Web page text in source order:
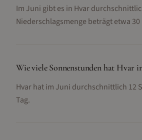
Im Juni gibt es in Hvar
Niederschlagsmenge beträgt etwa 30
Wie viele Sonnenstunden hat Hvar
Hvar hat im Juni durchschnittlich 12
Tag.